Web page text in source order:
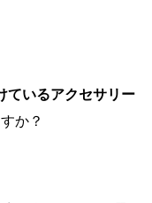
ているアクセサリー
か？